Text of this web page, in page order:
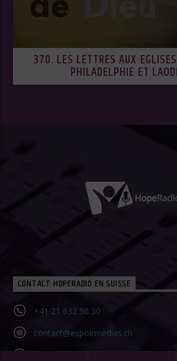
370. LES LETTRES AUX
PHILADELPHIE ET
CONTACT HOPERADIO EN SUISSE
+41 21 632 50 30‬
contact@espoirmedias.ch
Contact Form